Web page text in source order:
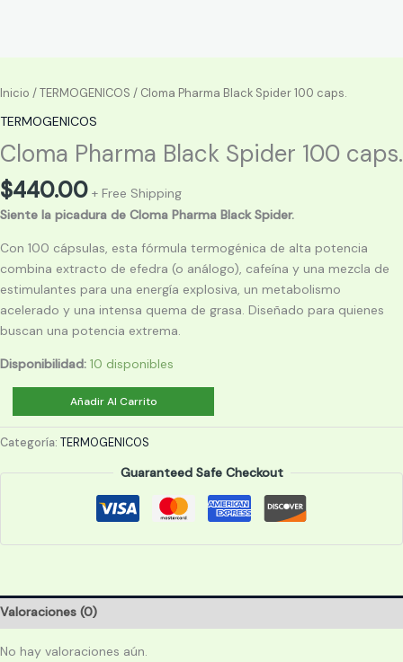
Inicio /TERMOGENICOS / Cloma Pharma Black Spider 100 caps.
TERMOGENICOS
Cloma Pharma Black Spider 100 caps.
$440.00 + Free Shipping
Siente la picadura de Cloma Pharma Black Spider.
Con 100 cápsulas, esta fórmula termogénica de alta potencia
combina extracto de efedra (o análogo), cafeína y una mezcla de
estimulantes para una energía explosiva, un metabolismo
acelerado y una intensa quema de grasa. Diseñado para quienes
buscan una potencia extrema.
Disponibilidad: 10 disponibles
Pharma
Black
100
Añadir Al Carrito
Categoría: TERMOGENICOS
Guaranteed Safe Checkout
Valoraciones (0)
No hay valoraciones aún.